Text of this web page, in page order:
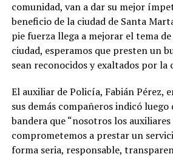
comunidad, van a dar su mejor
beneficio de la ciudad de Santa
pie fuerza llega a mejorar el tema
ciudad, esperamos que presten un
sean reconocidos y exaltados por la
El auxiliar de Policía, Fabián Pérez,
sus demás compañeros indicó
bandera que “nosotros los
comprometemos a prestar un
forma seria, responsable,